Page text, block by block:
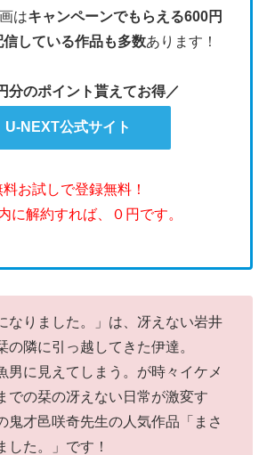
はキャンペーンでもらえる600円
信している作品も多数あります！
分のポイント貰えてお得／
U-NEXT公式サイト
料お試しで登録無料！
に解約すれば、０円です。
なりました。」は、冴えない岩井
の隣に引っ越してきた伊達。
男に見えてしまう。が時々イケメ
での栞の冴えない日常が激変す
鬼才邑咲奇先生の人気作品「まさ
した。」です！